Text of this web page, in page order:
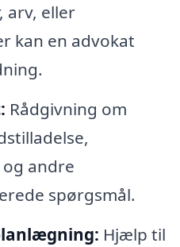
arv, eller
kan en advokat
Rådgivning om
andre
spørgsmål.
Hjælp til